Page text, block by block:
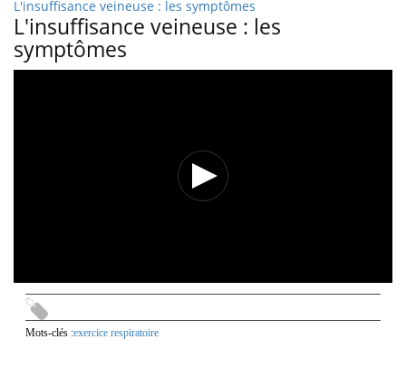
L'insuffisance veineuse : les symptômes
L'insuffisance veineuse : les
symptômes
Mots-clés :exercice respiratoire